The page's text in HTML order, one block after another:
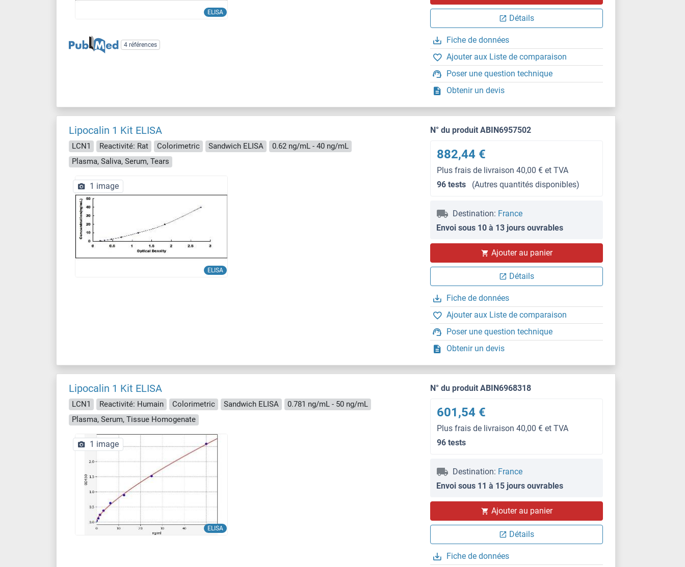
ELISA
4 références
Détails
Fiche de données
Ajouter aux Liste de comparaison
Poser une question technique
Obtenir un devis
Lipocalin 1 Kit ELISA
LCN1 Reactivité: Rat Colorimetric Sandwich ELISA
0.62 ng/mL - 40 ng/mL
Plasma, Saliva, Serum, Tears
ELISA
1 image
N° du produit ABIN6957502
882,44 €
Plus frais de livraison 40,00 € et TVA
96 tests
(Autres quantités disponibles)
Destination: France
Envoi sous 10 à 13 jours ouvrables
Ajouter au panier
Détails
Fiche de données
Ajouter aux Liste de comparaison
Poser une question technique
Obtenir un devis
Lipocalin 1 Kit ELISA
LCN1 Reactivité: Humain Colorimetric Sandwich ELISA
0.781 ng/mL - 50 ng/mL
Plasma, Serum, Tissue Homogenate
ELISA
1 image
N° du produit ABIN6968318
601,54 €
Plus frais de livraison 40,00 € et TVA
96 tests
Destination: France
Envoi sous 11 à 15 jours ouvrables
Ajouter au panier
Détails
Fiche de données